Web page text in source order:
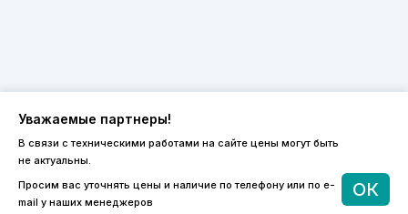
Уважаемые партнеры!
В связи с техническими работами на сайте цены могут быть
не актуальны.
Просим вас уточнять цены и наличие по телефону или по e-
mail у наших менеджеров
ОК
8 (800) 600-44-94
ПН-ПТ 9:00 - 18:00